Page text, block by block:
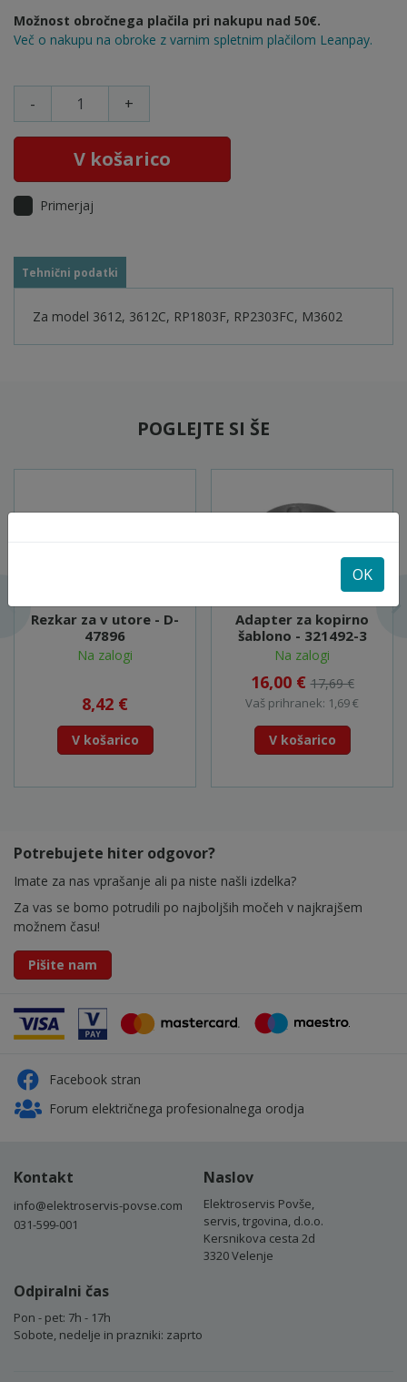
Možnost obročnega plačila pri nakupu nad 50€.
Več o nakupu na obroke z varnim spletnim plačilom Leanpay.
- +
V košarico
Primerjaj
Tehnični podatki
Za model 3612, 3612C, RP1803F, RP2303FC, M3602
POGLEJTE SI ŠE
Rezkar za v utore - D-
47896
Na zalogi
8,42 €
V košarico
Adapter za kopirno
šablono - 321492-3
Na zalogi
16,00 €17,69 €
Vaš prihranek: 1,69 €
V košarico
Potrebujete hiter odgovor?
Imate za nas vprašanje ali pa niste našli izdelka?
Za vas se bomo potrudili po najboljših močeh v najkrajšem
možnem času!
Pišite nam
Facebook stran
Forum električnega profesionalnega orodja
Kontakt
info@elektroservis-povse.com
031-599-001
Naslov
Elektroservis Povše,
servis, trgovina, d.o.o.
Kersnikova cesta 2d
3320 Velenje
Odpiralni čas
Pon - pet: 7h - 17h
Sobote, nedelje in prazniki: zaprto
OK